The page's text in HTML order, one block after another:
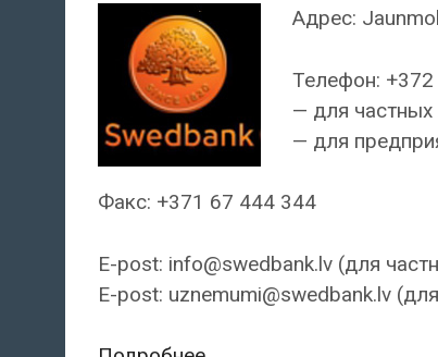
Адрес:
Телефон:
— для
— для
Факс: +371 67 444 344
E-post: info@swedbank.lv (для
E-post: uznemumi@swedbank.lv